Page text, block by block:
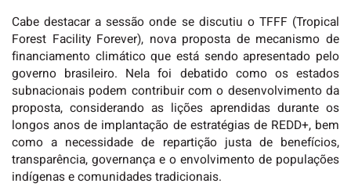
Cabe destacar a sessão onde se discutiu o TFFF (Tropical
Forest Facility Forever), nova proposta de mecanismo de
financiamento climático que está sendo apresentado pelo
governo brasileiro. Nela foi debatido como os estados
subnacionais podem contribuir com o desenvolvimento da
proposta, considerando as lições aprendidas durante os
longos anos de implantação de estratégias de REDD+, bem
como a necessidade de repartição justa de benefícios,
transparência, governança e o envolvimento de populações
indígenas e comunidades tradicionais.